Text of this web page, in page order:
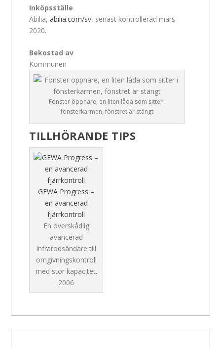
Inköpsställe
Abilia,abilia.com/sv, senast kontrollerad mars
2020.
Bekostad av
Kommunen
Fönster öppnare, en liten låda som sitter i
fönsterkarmen, fönstret är stängt
TILLHÖRANDE TIPS
GEWA Progress –
en avancerad
fjärrkontroll
En överskådlig
avancerad
infrarödsändare till
omgivningskontroll
med stor kapacitet.
2006